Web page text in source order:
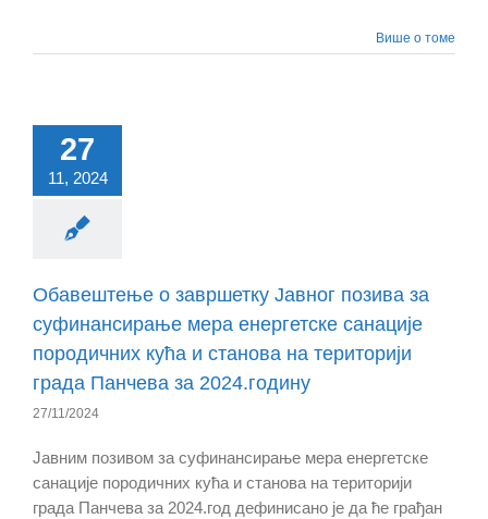
Више о томе
27
11, 2024
Обавештење о завршетку Јавног позива за
суфинансирање мера енергетске санације
породичних кућа и станова на територији
града Панчева за 2024.годину
27/11/2024
Јавним позивом за суфинансирање мера енергетске
санације породичних кућа и станова на територији
града Панчева за 2024.год дефинисано је да ће грађан